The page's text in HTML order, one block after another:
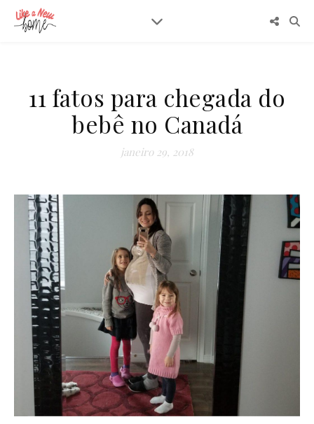
11 fatos para chegada do
bebê no Canadá
janeiro 29, 2018